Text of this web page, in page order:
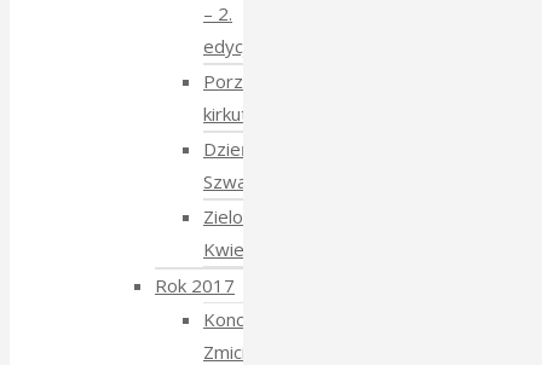
– 2.
edycja
Porządkowanie
kirkutu
Dzień
Szwajcarski
Zielony
Kwiecień
Rok 2017
Koncert
Zmiciera